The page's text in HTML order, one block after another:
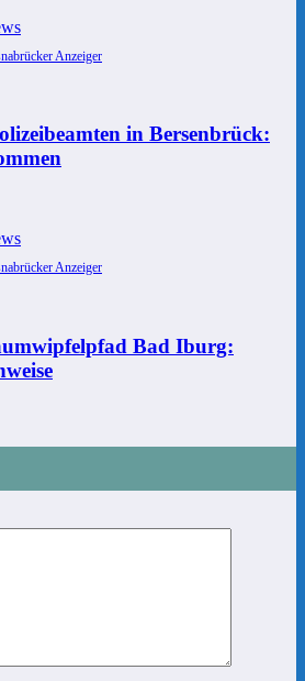
Anzeiger
in Bersenbrück:
Anzeiger
Bad Iburg: